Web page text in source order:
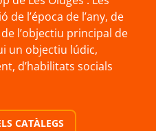
l’época de l’any, de
l’objectiu principal de
un objectiu lúdic,
d’habilitats socials
CATÀLEGS